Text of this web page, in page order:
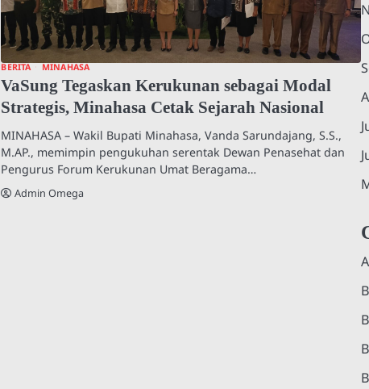
BERITA MINAHASA
VaSung Tegaskan Kerukunan sebagai Modal
Strategis, Minahasa Cetak Sejarah Nasional
MINAHASA – Wakil Bupati Minahasa, Vanda Sarundajang, S.S.,
M.AP., memimpin pengukuhan serentak Dewan Penasehat dan
Pengurus Forum Kerukunan Umat Beragama…
Admin Omega